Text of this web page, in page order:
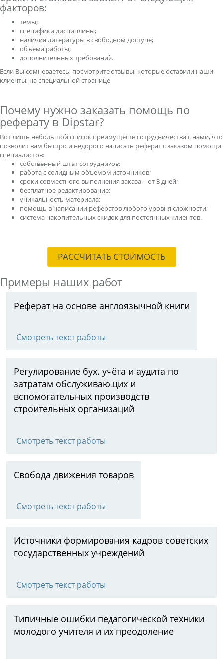
факторов:
темы;
специфики дисциплины;
наличия литературы в свободном доступе;
объема работы;
дополнительных требований.
Если Вы сомневаетесь, посмотрите отзывы, которые оставили наши
клиенты, на специальной странице.
Почему нужно заказать помощь по
реферату в Dipstar?
Вот лишь небольшой список преимуществ сотрудничества с нами, что
позволит вам быстро и недорого написать реферат с заказом помощи
специалистов:
собственный штат сотрудников;
работа с солидным объемом источников;
сроки совместного выполнения заказа – от 3 дней;
бесплатное редактирование;
уникальность материала;
помощь в написании рефератов любого уровня сложности;
система накопительных скидок для постоянных клиентов.
РАССЧИТАТЬ СТОИМОСТЬ
Примеры наших работ
Реферат на основе англоязычной книги
Смотреть текст работы
Регулирование бух. учёта и аудита по
затратам обслуживающих и
вспомогательных производств
строительных организаций
Смотреть текст работы
Свобода движения товаров
Смотреть текст работы
Источники формирования кадров советских
государственных учреждений
Смотреть текст работы
Типичные ошибки педагогической техники
молодого учителя и их преодоление